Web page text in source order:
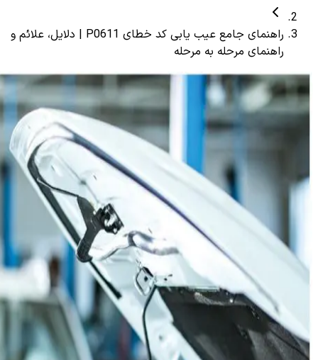
راهنمای جامع عیب یابی کد خطای P0611 | دلایل، علائم و
راهنمای مرحله به مرحله